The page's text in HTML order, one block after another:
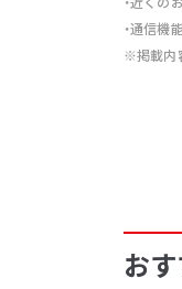
・通信
※掲載内
お